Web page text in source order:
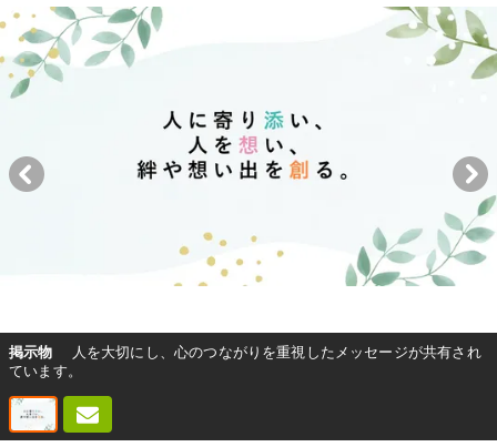
掲示物
人を大切にし、心のつながりを重視したメッセージが共有され
ています。